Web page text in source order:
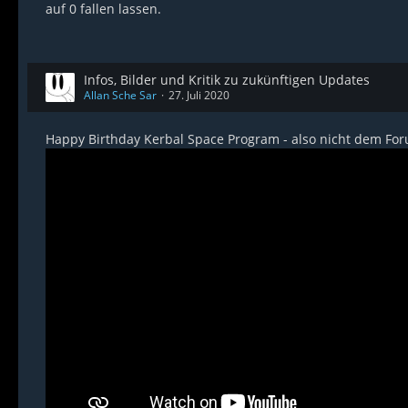
auf 0 fallen lassen.
Infos, Bilder und Kritik zu zukünftigen Updates
Allan Sche Sar 27. Juli 2020
Happy Birthday Kerbal Space Program - also nicht dem